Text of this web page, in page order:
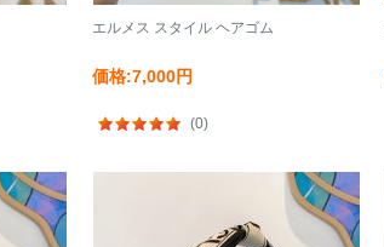
エルメス スタイル ヘアゴム
価格:7,000円
(0)